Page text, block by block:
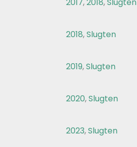
2018,Slugten
2019,Slugten
2020,Slugten
2023,Slugten